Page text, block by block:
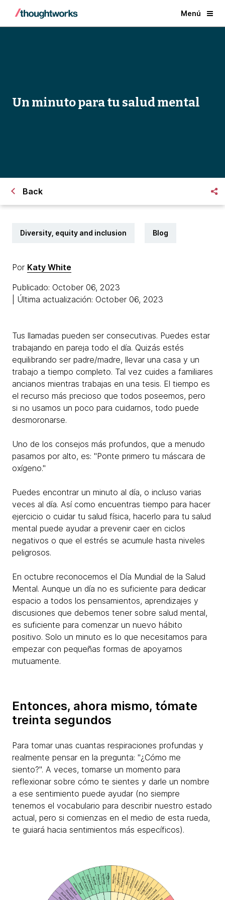
Menú
Un minuto para tu salud mental
Back
Diversity, equity and inclusion Blog
Por Katy White
Publicado: October 06, 2023
| Última actualización: October 06, 2023
Tus llamadas pueden ser consecutivas. Puedes estar
trabajando en pareja todo el día. Quizás estés
equilibrando ser padre/madre, llevar una casa y un
trabajo a tiempo completo. Tal vez cuides a familiares
ancianos mientras trabajas en una tesis. El tiempo es
el recurso más precioso que todos poseemos, pero
si no usamos un poco para cuidarnos, todo puede
desmoronarse.
Uno de los consejos más profundos, que a menudo
pasamos por alto, es: "Ponte primero tu máscara de
oxígeno."
Puedes encontrar un minuto al día, o incluso varias
veces al día. Así como encuentras tiempo para hacer
ejercicio o cuidar tu salud física, hacerlo para tu salud
mental puede ayudar a prevenir caer en ciclos
negativos o que el estrés se acumule hasta niveles
peligrosos.
En octubre reconocemos el Día Mundial de la Salud
Mental. Aunque un día no es suficiente para dedicar
espacio a todos los pensamientos, aprendizajes y
discusiones que debemos tener sobre salud mental,
es suficiente para comenzar un nuevo hábito
positivo. Solo un minuto es lo que necesitamos para
empezar con pequeñas formas de apoyarnos
mutuamente.
Entonces, ahora mismo, tómate
treinta segundos
Para tomar unas cuantas respiraciones profundas y
realmente pensar en la pregunta: "¿Cómo me
siento?". A veces, tomarse un momento para
reflexionar sobre cómo te sientes y darle un nombre
a ese sentimiento puede ayudar (no siempre
tenemos el vocabulario para describir nuestro estado
actual, pero si comienzas en el medio de esta rueda,
te guiará hacia sentimientos más específicos).